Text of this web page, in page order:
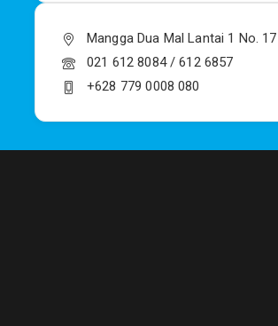
Mangga Dua Mal Lantai 1 No.
021 612 8084 / 612 6857
+628 779 0008 080